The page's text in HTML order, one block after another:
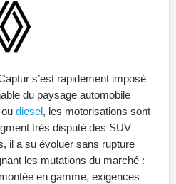
s’est rapidement imposé
du paysage automobile
ou diesel, les motorisations sont
très disputé des SUV
il a su évoluer sans rupture
les mutations du marché :
en gamme, exigences